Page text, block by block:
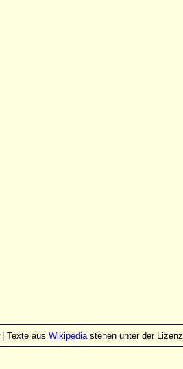
| Texte aus Wikipediastehen unter der Lizenz